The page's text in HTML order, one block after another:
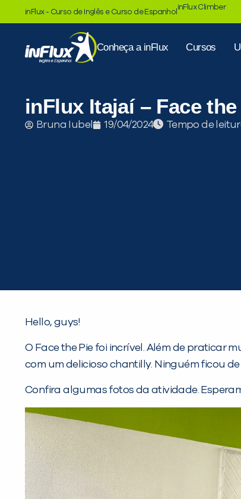
inFlux - Curso de Inglês e Curso de Espanhol
inFlux Climber
Conheça a inFlux Cursos
inFlux Itajaí – Face
Bruna Iubel 19/04/2024 Tempo de
Hello, guys!
O Face the Pie foi incrível. Além de praticar
com um delicioso chantilly. Ninguém ficou
Confira algumas fotos da atividade.